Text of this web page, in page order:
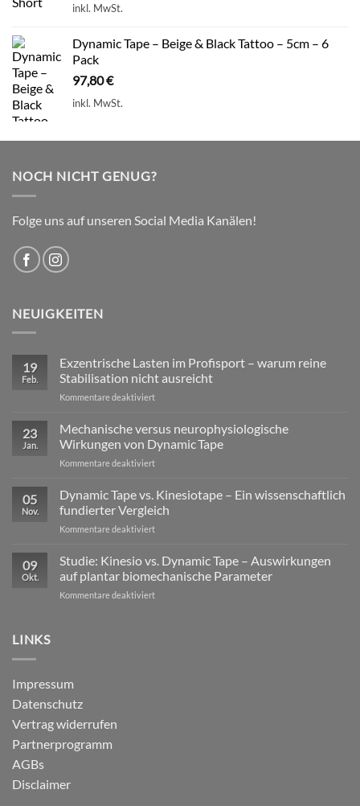
inkl. MwSt.
Dynamic Tape – Beige & Black Tattoo – 5cm – 6
Pack
97,80€
inkl. MwSt.
NOCH NICHT GENUG?
Folge uns auf unseren Social Media Kanälen!
NEUIGKEITEN
19
Feb.
Exzentrische Lasten im Profisport – warum reine
Stabilisation nicht ausreicht
Kommentare deaktiviertfür
im
Profisport
–
reine
Stabilisation
ausreicht
23
Jan.
Mechanische versus neurophysiologische
Wirkungen von Dynamic Tape
Kommentare deaktiviertfür
versus
neurophysiologische
Wirkungen
von
05
Nov.
Dynamic Tape vs. Kinesiotape – Ein wissenschaftlich
fundierter Vergleich
Kommentare deaktiviertfür
Tape
vs.
Kinesiotape
–
09
Okt.
Studie: Kinesio vs. Dynamic Tape – Auswirkungen
auf plantar biomechanische Parameter
Kommentare deaktiviertfür
LINKS
Impressum
Datenschutz
Vertrag widerrufen
Partnerprogramm
AGBs
Disclaimer